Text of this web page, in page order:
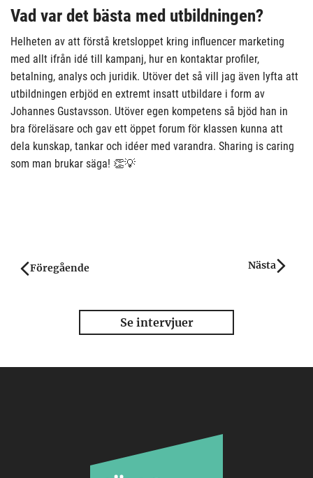
Vad var det bästa med utbildningen?
Helheten av att förstå kretsloppet kring influencer marketing
med allt ifrån idé till kampanj, hur en kontaktar profiler,
betalning, analys och juridik. Utöver det så vill jag även lyfta att
utbildningen erbjöd en extremt insatt utbildare i form av
Johannes Gustavsson. Utöver egen kompetens så bjöd han in
bra föreläsare och gav ett öppet forum för klassen kunna att
dela kunskap, tankar och idéer med varandra. Sharing is caring
som man brukar säga! 👏💡
Post navigation
Föregående Nästa
Se intervjuer